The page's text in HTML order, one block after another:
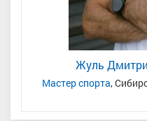
Жуль
Мастер спорта,